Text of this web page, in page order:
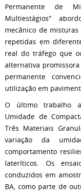
Permanente de
Multiestágios"
mecânico de
repetidas em
real do tráfego que
alternativa
permanente
utilização em
O último trabalho
Umidade de
Três Materiais
variação da
comportamento
lateríticos. Os
conduzidos em
BA, como parte de